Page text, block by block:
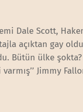
Dale Scott,
açıktan gay
Bütün ülke
Jimmy